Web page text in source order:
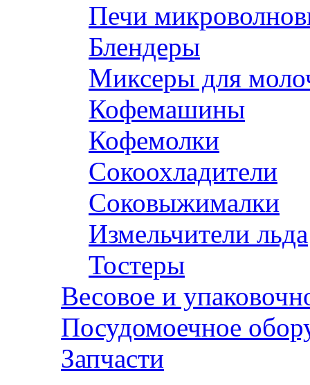
Печи
Блендеры
Миксеры для
Кофемашины
Кофемолки
Сокоохладители
Соковыжималки
Измельчители льда
Тостеры
Весовое и
Посудомоечное
Запчасти